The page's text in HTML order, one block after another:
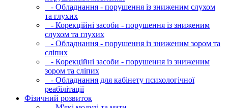
- Обладнання - порушення із зниженим слухом
та глухих
- Корекційні засоби - порушення із зниженим
слухом та глухих
- Обладнання - порушення із зниженим зором та
сліпих
- Корекційні засоби - порушення із зниженим
зором та сліпих
- Обладнання для кабінету психологічної
реабілітації
Фізичний розвиток